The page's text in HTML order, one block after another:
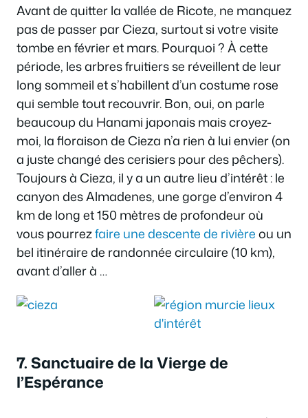
Avant de quitter la vallée de Ricote, ne manquez
pas de passer par Cieza, surtout si votre visite
tombe en février et mars. Pourquoi ? À cette
période, les arbres fruitiers se réveillent de leur
long sommeil et s’habillent d’un costume rose
qui semble tout recouvrir. Bon, oui, on parle
beaucoup du Hanami japonais mais croyez-
moi, la floraison de Cieza n’a rien à lui envier (on
a juste changé des cerisiers pour des pêchers).
Toujours à Cieza, il y a un autre lieu d’intérêt : le
canyon des Almadenes, une gorge d’environ 4
km de long et 150 mètres de profondeur où
vous pourrezfaire une descente de rivièreou un
bel itinéraire de randonnée circulaire (10 km),
avant d’aller à …
7. Sanctuaire de la Vierge de
l’Espérance